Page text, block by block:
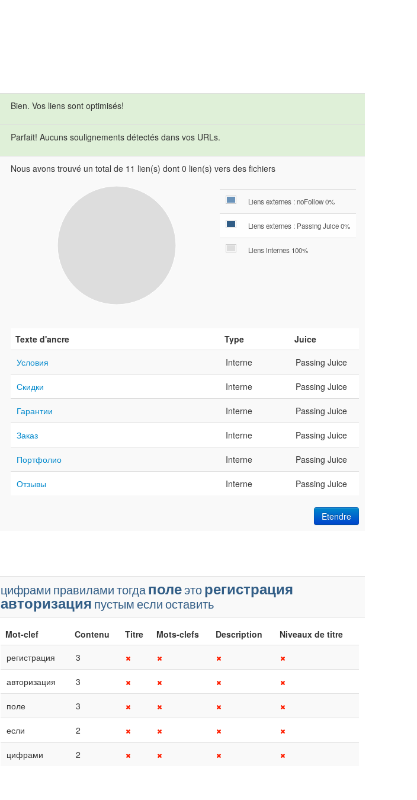
Bien. Vos liens sont optimisés!
Parfait! Aucuns soulignements détectés dans vos URLs.
Nous avons trouvé un total de 11 lien(s) dont 0 lien(s) vers des fichiers
Liens externes : noFollow 0%
Liens externes : Passing Juice 0%
Liens internes 100%
Texte d'ancre Type
Juice
Условия
Interne Passing Juice
Скидки Interne Passing Juice
Гарантии Interne Passing Juice
Заказ Interne Passing Juice
Портфолио Interne Passing Juice
Отзывы Interne Passing Juice
Etendre
цифрами правиламитогдаполеэторегистрация
авторизация пустымеслиоставить
Mot-clef Contenu Titre Mots-clefs Description
Niveaux de titre
регистрация
3
авторизация 3
поле 3
если 2
цифрами 2